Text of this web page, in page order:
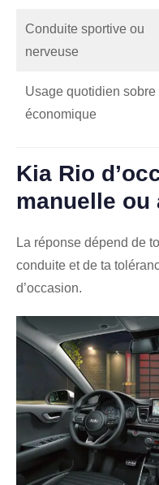
Conduite sportive ou
nerveuse
Usage quotidien sobre
économique
Kia Rio
manuelle ou
La réponse dépend de
conduite et de ta
d’occasion.